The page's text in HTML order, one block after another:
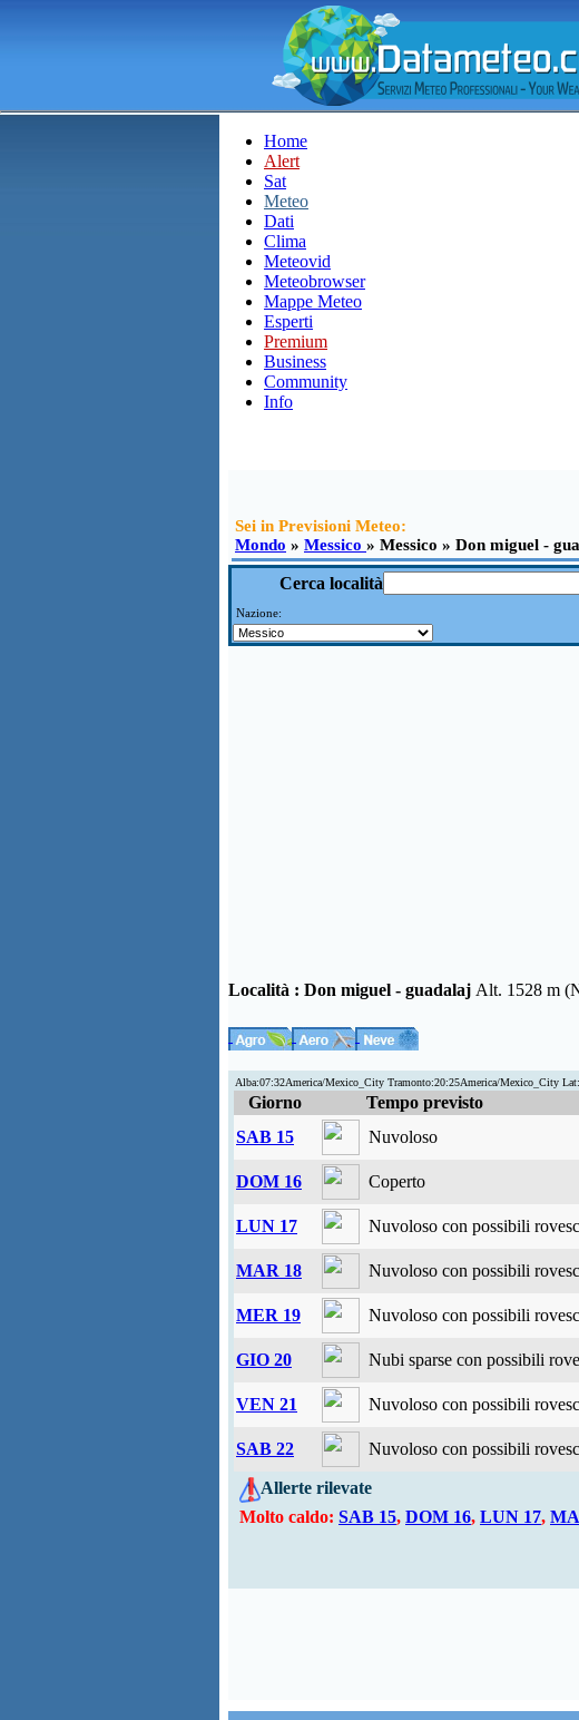
Home
Alert
Sat
Meteo
Dati
Clima
Meteovid
Meteobrowser
Mappe Meteo
Esperti
Premium
Business
Community
Info
Sei in Previsioni Meteo:
Mondo » Messico » Messico » Don miguel -
Cerca località
Nazione:
Località : Don miguel - guadalaj Alt. 1528 m
Alba:07:32America/Mexico_City Tramonto:20:25America/Mexico_City
Giorno Tempo previsto
SAB 15
Nuvoloso
DOM 16 Coperto
LUN 17 Nuvoloso con possibili
MAR 18 Nuvoloso con possibili
MER 19 Nuvoloso con possibili
GIO 20 Nubi sparse con possibili
VEN 21 Nuvoloso con possibili
SAB 22 Nuvoloso con possibili
Allerte rilevate
Molto caldo: SAB 15, DOM 16, LUN 17,